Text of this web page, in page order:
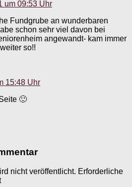
um 09:53 Uhr
Fundgrube an wunderbaren
schon sehr viel davon bei
angewandt- kam immer
so!!
15:48 Uhr
🙂
nicht veröffentlicht. Erforderliche